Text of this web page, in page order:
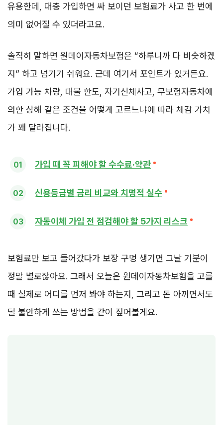
유용한데, 대충 가입하면 싸 보이던 보험료가 사고 한 번에
의미 없어질 수 있더라고요.
솔직히 말하면 원데이자동차보험은 “하루니까 다 비슷하겠
지” 하고 넘기기 쉬워요. 근데 여기서 포인트가 있거든요.
가입 가능 차량, 대물 한도, 자기신체사고, 무보험자동차에
의한 상해 같은 조건을 어떻게 고르느냐에 따라 체감 가치
가 꽤 달라집니다.
가입 때 꼭 피해야 할 수수료·약관
신용등급별 금리 비교와 치명적 실수
자동이체 가입 전 점검해야 할 5가지 리스크
보험료만 보고 들어갔다가 보장 구멍 생기면 그날 기분이
정말 별로잖아요. 그래서 오늘은 원데이자동차보험을 고를
때 실제로 어디를 먼저 봐야 하는지, 그리고 돈 아끼면서도
덜 불안하게 쓰는 방법을 같이 짚어볼게요.